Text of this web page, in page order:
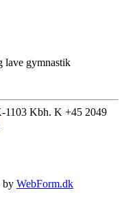
lave gymnastik
1103 Kbh. K +45 2049
by WebForm.dk